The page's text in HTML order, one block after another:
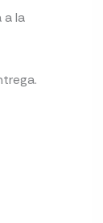
a la